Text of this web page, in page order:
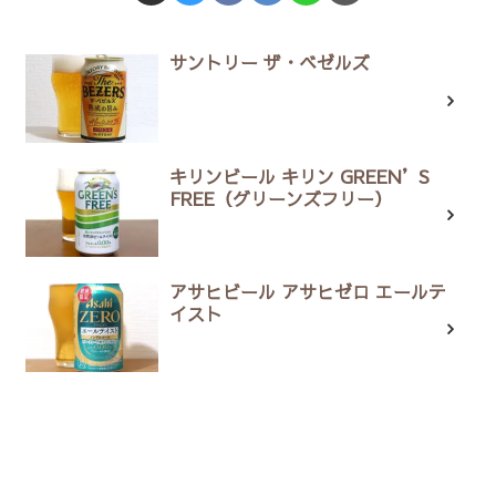
サントリー ザ・ベゼルズ
キリンビール キリン GREEN’S
FREE（グリーンズフリー）
アサヒビール アサヒゼロ エールテ
イスト